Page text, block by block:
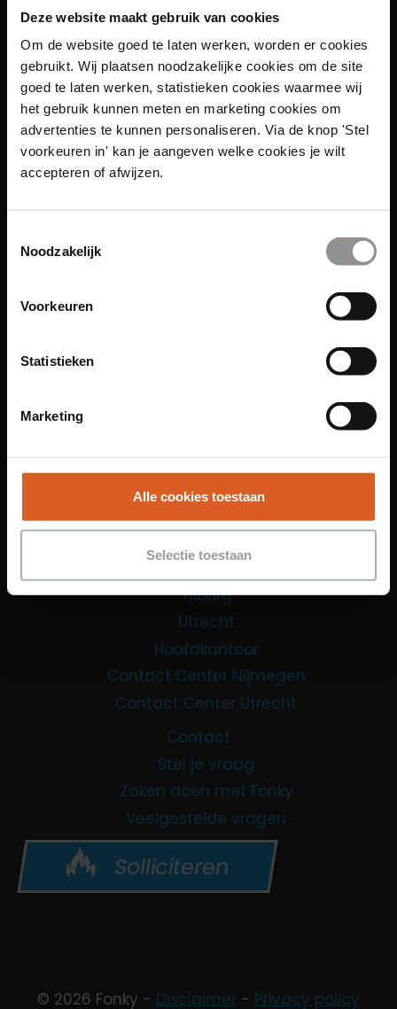
Deze website maakt gebruik van cookies
Om de website goed te laten werken, worden er cookies
gebruikt. Wij plaatsen noodzakelijke cookies om de site
goed te laten werken, statistieken cookies waarmee wij
het gebruik kunnen meten en marketing cookies om
advertenties te kunnen personaliseren. Via de knop 'Stel
voorkeuren in' kan je aangeven welke cookies je wilt
accepteren of afwijzen.
Noodzakelijk
Voorkeuren
Statistieken
Marketing
Alle cookies toestaan
Selectie toestaan
Leiden
Maastricht
Tilburg
Utrecht
Hoofdkantoor
Contact Center Nijmegen
Contact Center Utrecht
Contact
Stel je vraag
Zaken doen met Fonky
Veelgestelde vragen
Solliciteren
© 2026 Fonky - Disclaimer - Privacy policy